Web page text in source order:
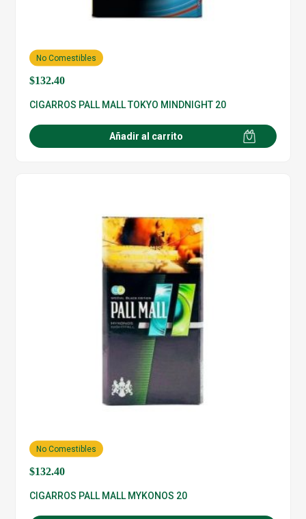
$132.40
No Comestibles
CIGARROS PALL MALL TOKYO MINDNIGHT 20
Añadir al carrito
$132.40
No Comestibles
CIGARROS PALL MALL MYKONOS 20